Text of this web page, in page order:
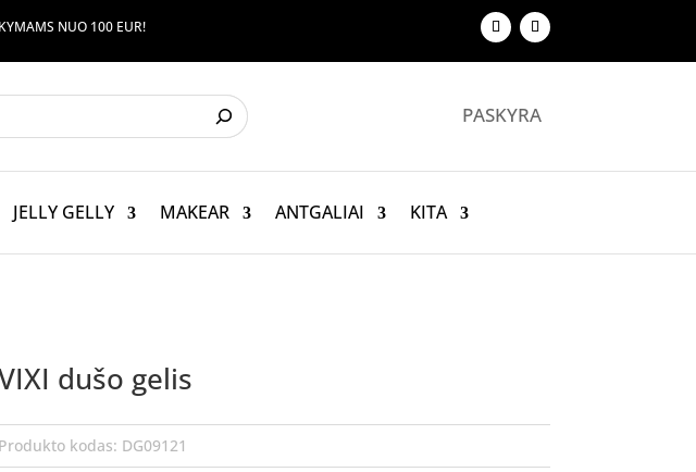
NUO 100 EUR!
PASKYRA
JELLY GELLY MAKEAR ANTGALIAI KITA
dušo gelis
Produkto kodas: DG09121